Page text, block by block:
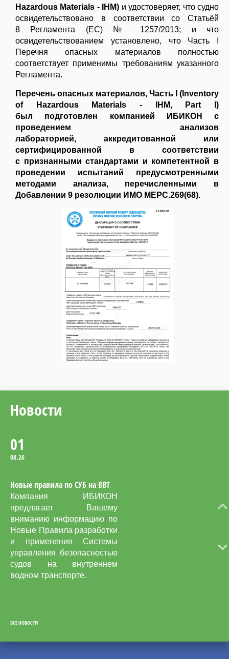
Hazardous Materials - IHM) и удостоверяет, что судно
освидетельствовано в соответствии со Статьёй
8 Регламента (ЕС) № 1257/2013; и что
освидетельствованием установлено, что Часть I
Перечня опасных материалов полностью
соответствует применимы требованиям указанного
Регламента.
Перечень опасных материалов, Часть I (Inventory
of Hazardous Materials - IHM, Part I)
был подготовлен компанией ИБИКОН с
проведением анализов
лабораторией, аккредитованной или
сертифицированной в соответствии
с признанными стандартами и компетентной в
проведении испытаний предусмотренными
методами анализа, перечисленными в
Добавлении 9 резолюции ИМО MEPC.269(68).
Новости
23
судна
Компания ИБИКОН
предлагает Вашему
вниманию практические
рекомендации по
безопасному выполнению
работ на высоте и за
бортом судна.
Безопасность учений по
оставлению судна
Компания ИБИКОН
предлагает Вашему
вниманию информацию по
новому Руководству по
обеспечению безопасности
во время учений по
01
08.26
Новые правила по СУБ на ВВТ
Компания ИБИКОН
предлагает Вашему
вниманию информацию по
Новые Правила разработки
и применения Системы
управления безопасностью
судов на внутреннем
водном транспорте.
31
ВСЕ НОВОСТИ